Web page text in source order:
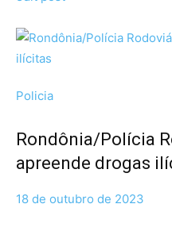
Policia
Rondônia/Polícia
apreende drogas
18 de outubro de 2023